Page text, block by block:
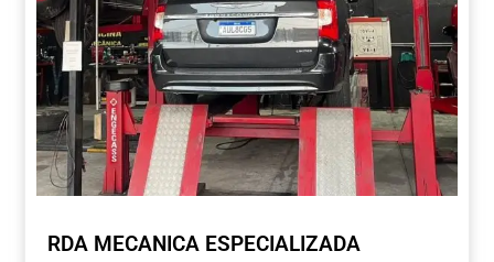
RDA MECANICA ESPECIALIZADA